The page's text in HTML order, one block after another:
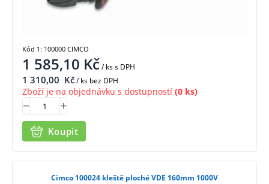
1 585,10 Kč/ kss DPH
1 310,00 Kč/ ks bez DPH
Zboží je na objednávku s dostupností (0 ks)
Koupit
Kód 1: 100000 CIMCO
Cimco 100024 kleště ploché VDE 160mm 1000V